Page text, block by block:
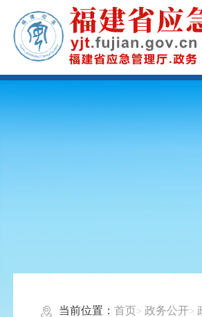
当前位置： 首页 政务公开